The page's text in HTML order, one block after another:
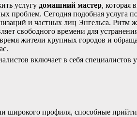
услугу домашний мастер, которая
проблем. Сегодня подобная услуга
и частных лиц Энгельса. Ритм
свободного времени для
жители крупных городов и
.
включает в себя специалистов
широкого профиля, способные